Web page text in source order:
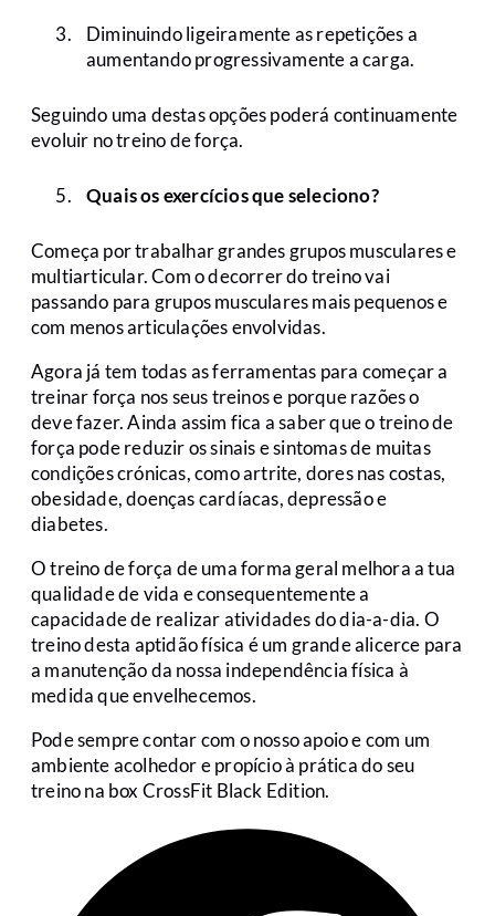
Diminuindo ligeiramente as repetições a
aumentando progressivamente a carga.
Seguindo uma destas opções poderá continuamente
evoluir no treino de força.
Quais os exercícios que seleciono?
Começa por trabalhar grandes grupos musculares e
multiarticular. Com o decorrer do treino vai
passando para grupos musculares mais pequenos e
com menos articulações envolvidas.
Agora já tem todas as ferramentas para começar a
treinar força nos seus treinos e porque razões o
deve fazer. Ainda assim fica a saber que o treino de
força pode reduzir os sinais e sintomas de muitas
condições crónicas, como artrite, dores nas costas,
obesidade, doenças cardíacas, depressão e
diabetes.
O treino de força de uma forma geral melhora a tua
qualidade de vida e consequentemente a
capacidade de realizar atividades do dia-a-dia. O
treino desta aptidão física é um grande alicerce para
a manutenção da nossa independência física à
medida que envelhecemos.
Pode sempre contar com o nosso apoio e com um
ambiente acolhedor e propício à prática do seu
treino na box CrossFit Black Edition.